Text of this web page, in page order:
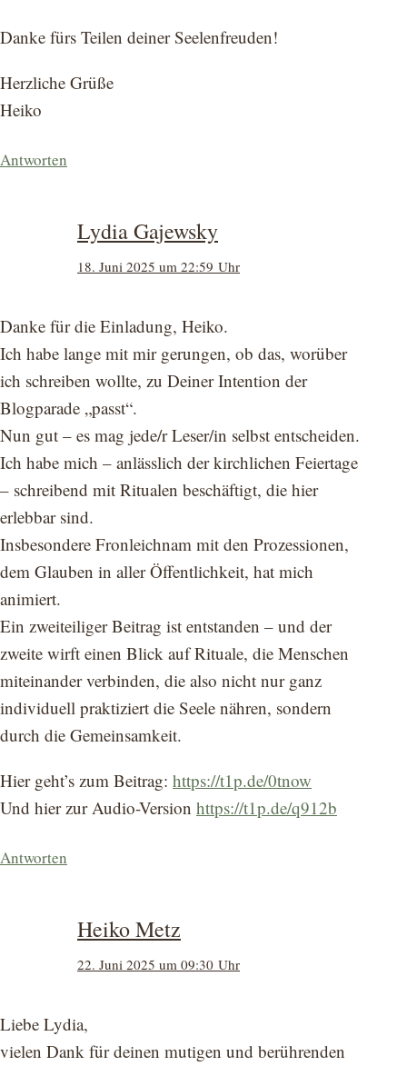
Danke fürs Teilen deiner Seelenfreuden!
Herzliche Grüße
Heiko
Antworten
Lydia Gajewsky
18. Juni 2025 um 22:59 Uhr
Danke für die Einladung, Heiko.
Ich habe lange mit mir gerungen, ob das, worüber
ich schreiben wollte, zu Deiner Intention der
Blogparade „passt“.
Nun gut – es mag jede/r Leser/in selbst entscheiden.
Ich habe mich – anlässlich der kirchlichen Feiertage
– schreibend mit Ritualen beschäftigt, die hier
erlebbar sind.
Insbesondere Fronleichnam mit den Prozessionen,
dem Glauben in aller Öffentlichkeit, hat mich
animiert.
Ein zweiteiliger Beitrag ist entstanden – und der
zweite wirft einen Blick auf Rituale, die Menschen
miteinander verbinden, die also nicht nur ganz
individuell praktiziert die Seele nähren, sondern
durch die Gemeinsamkeit.
Hier geht’s zum Beitrag: https://t1p.de/0tnow
Und hier zur Audio-Version https://t1p.de/q912b
Antworten
Heiko Metz
22. Juni 2025 um 09:30 Uhr
Liebe Lydia,
vielen Dank für deinen mutigen und berührenden